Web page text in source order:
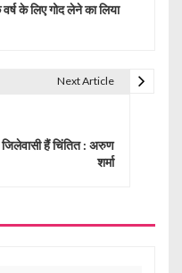
के लिए गोद लेने का लिया
Next Article
हैं चिंतित : अरुण
शर्मा